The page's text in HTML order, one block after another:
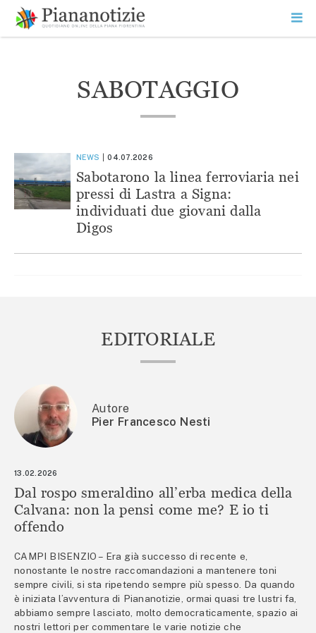
contenuto
SEARCH
SABOTAGGIO
NEWS 04.07.2026
Sabotarono la linea ferroviaria nei
pressi di Lastra a Signa:
individuati due giovani dalla
Digos
EDITORIALE
Autore
Pier Francesco Nesti
13.02.2026
Dal rospo smeraldino all’erba medica della
Calvana: non la pensi come me? E io ti
offendo
CAMPI BISENZIO – Era già successo di recente e,
nonostante le nostre raccomandazioni a mantenere toni
sempre civili, si sta ripetendo sempre più spesso. Da quando
è iniziata l’avventura di Piananotizie, ormai quasi tre lustri fa,
abbiamo sempre lasciato, molto democraticamente, spazio ai
nostri lettori per commentare le varie notizie che